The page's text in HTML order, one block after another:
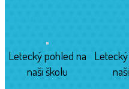
Letecký pohled na
naši školu